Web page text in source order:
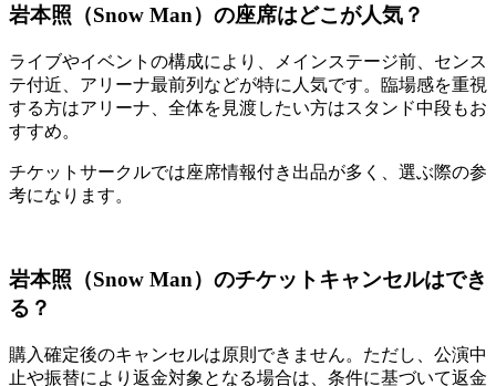
岩本照（Snow Man）の座席はどこが人気？
ライブやイベントの構成により、メインステージ前、センス
テ付近、アリーナ最前列などが特に人気です。臨場感を重視
する方はアリーナ、全体を見渡したい方はスタンド中段もお
すすめ。
チケットサークルでは座席情報付き出品が多く、選ぶ際の参
考になります。
岩本照（Snow Man）のチケットキャンセルはでき
る？
購入確定後のキャンセルは原則できません。ただし、公演中
止や振替により返金対象となる場合は、条件に基づいて返金